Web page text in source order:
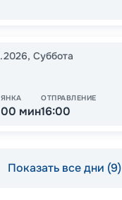
, Суббота
00 мин
ОТПРАВЛЕНИЕ
16:00
Показать все дни (9)